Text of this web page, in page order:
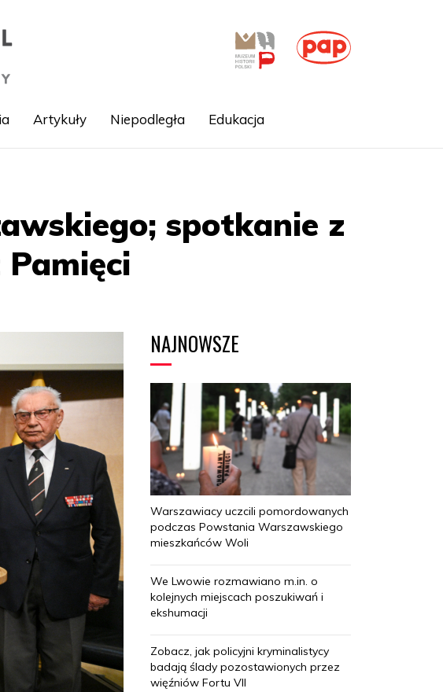
Artykuły Niepodległa Edukacja
spotkanie z
NAJNOWSZE
Warszawiacy uczcili pomordowanych
podczas Powstania Warszawskiego
mieszkańców Woli
We Lwowie rozmawiano m.in. o
kolejnych miejscach poszukiwań i
ekshumacji
Zobacz, jak policyjni kryminalistycy
badają ślady pozostawionych przez
więźniów Fortu VII